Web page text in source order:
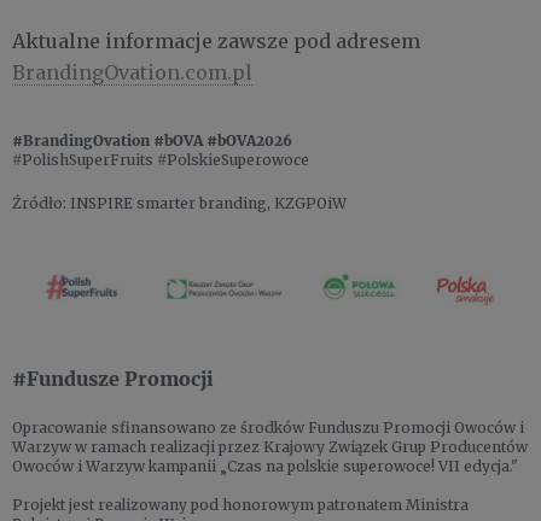
Aktualne informacje zawsze pod adresem
BrandingOvation.com.pl
#BrandingOvation #bOVA #bOVA2026
#PolishSuperFruits #PolskieSuperowoce
Źródło: INSPIRE smarter branding, KZGPOiW
#Fundusze Promocji
Opracowanie sfinansowano ze środków Funduszu Promocji Owoców i
Warzyw w ramach realizacji przez Krajowy Związek Grup Producentów
Owoców i Warzyw kampanii „Czas na polskie superowoce! VII edycja."
Projekt jest realizowany pod honorowym patronatem Ministra